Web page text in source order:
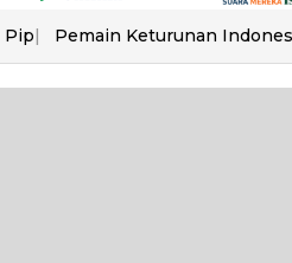
Pip Pemain Keturunan